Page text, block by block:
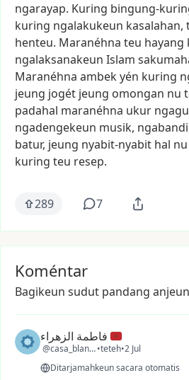
ngarayap. Kuring bingung-
kuring ngalakukeun kasalahan,
henteu. Maranéhna teu hayang
ngalaksanakeun Islam
Maranéhna ambekyén kuring
jeung jogét jeung omongan nu
padahal maranéhna ukur
ngadengekeun musik,
batur, jeung nyabit-nyabit hal nu
kuring teu resep.
289 7
Koméntar
Bagikeun sudut pandang
فاطمة الزهراء
@casa_blanca5
•teteh•2 Jul
Ditarjamahkeun sacara otomatis